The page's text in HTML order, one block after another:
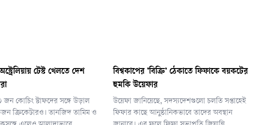
টেস্ট খেলতে দেশ
জন কোচিং স্টাফদের সঙ্গে উড়াল
ক্রিকেটারও। তানজিদ তামিম ও
বিশ্বকাপের ‘বিক্রি’ ঠেকাতে ফিফাকে বয়কটের
হুমকি উয়েফার
উয়েফা জানিয়েছে, সদস্যদেশগুলো চলতি সপ্তাহেই
ফিফার কাছে আনুষ্ঠানিকভাবে তাদের অবস্থান